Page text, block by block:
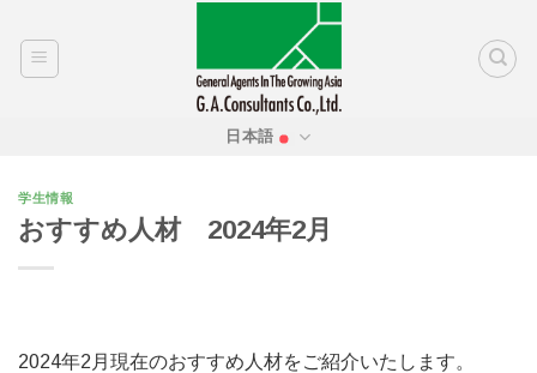
content
日本語
学生情報
おすすめ人材 2024年2月
2024年2月現在のおすすめ人材をご紹介いたします。